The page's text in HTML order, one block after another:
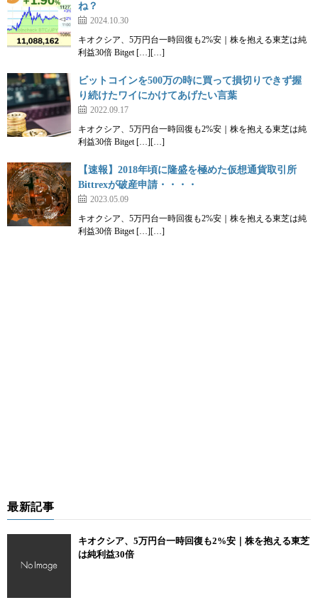
ね？
2024.10.30
キオクシア、5万円台一時回復も2%安｜株を抱える東芝は純
利益30倍 Bitget […][…]
ビットコインを500万の時に買って損切りできず握
り続けたワイにかけてあげたい言葉
2022.09.17
キオクシア、5万円台一時回復も2%安｜株を抱える東芝は純
利益30倍 Bitget […][…]
【速報】2018年頃に隆盛を極めた仮想通貨取引所
Bittrexが破産申請・・・・
2023.05.09
キオクシア、5万円台一時回復も2%安｜株を抱える東芝は純
利益30倍 Bitget […][…]
最新記事
キオクシア、5万円台一時回復も2%安｜株を抱える東芝
は純利益30倍